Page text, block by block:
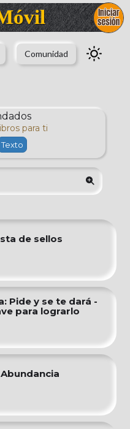
Comunidad
para ti
de sellos
Pide y se te dará -
para lograrlo